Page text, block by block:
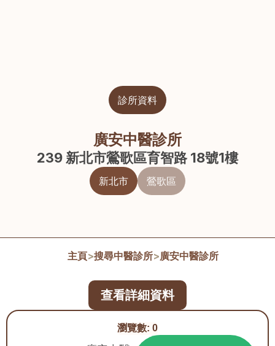
診所資料
廣安中醫診所
239 新北市鶯歌區育智路 18號1樓
新北市 鶯歌區
主頁>搜尋中醫診所>廣安中醫診所
瀏覽數: 0
查看詳細資料